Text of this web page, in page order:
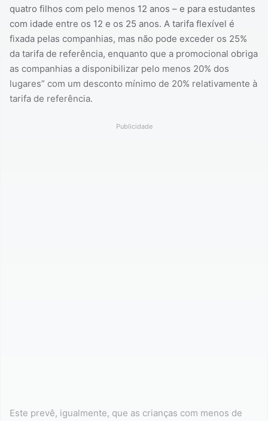
quatro filhos com pelo menos 12 anos – e para estudantes
com idade entre os 12 e os 25 anos. A tarifa flexível é
fixada pelas companhias, mas não pode exceder os 25%
da tarifa de referência, enquanto que a promocional obriga
as companhias a disponibilizar pelo menos 20% dos
lugares” com um desconto mínimo de 20% relativamente à
tarifa de referência.
Publicidade
Este prevê, igualmente, que as crianças com menos de